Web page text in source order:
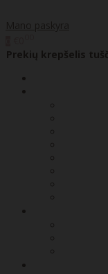
Mano paskyra
Prekių krepšelis